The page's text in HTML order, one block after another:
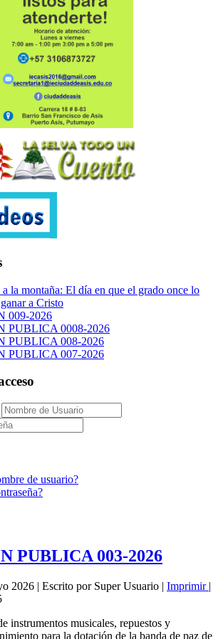
la montaña: El día en que el grado once lo
a Cristo
009-2026
PUBLICA 0008-2026
PUBLICA 008-2026
PUBLICA 007-2026
de usuario?
PUBLICA 003-2026
2026 | Escrito por Super Usuario | Imprimir |
instrumentos musicales, repuestos y
para la dotación de la banda de paz de